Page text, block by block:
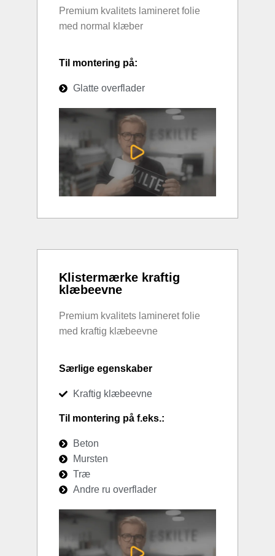
Premium kvalitets lamineret folie
med normal klæber
Til montering på:
Glatte overflader
Klistermærke kraftig
klæbeevne
Premium kvalitets lamineret folie
med kraftig klæbeevne
Særlige egenskaber
Kraftig klæbeevne
Til montering på f.eks.:
Beton
Mursten
Træ
Andre ru overflader